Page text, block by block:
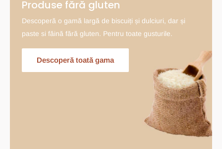
Produse fără gluten
Descoperă o gamă largă de biscuiți și dulciuri, dar și
paste si făină fără gluten. Pentru toate gusturile.
Descoperă toată gama